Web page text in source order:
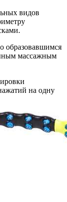
видов
образовавшимся
массажным
на одну